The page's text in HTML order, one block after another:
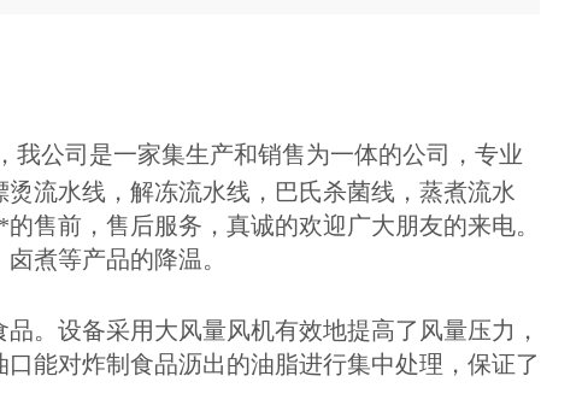
我公司是一家集生产和销售为一体的公司，专业
流水线，解冻流水线，巴氏杀菌线，蒸煮流水
售前，售后服务，真诚的欢迎广大朋友的来电。
煮等产品的降温。
。设备采用大风量风机有效地提高了风量压力，
能对炸制食品沥出的油脂进行集中处理，保证了